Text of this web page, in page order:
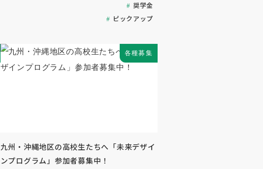
奨学金
ピックアップ
各種募集
九州・沖縄地区の高校生たちへ「未来デザイ
ンプログラム」参加者募集中！